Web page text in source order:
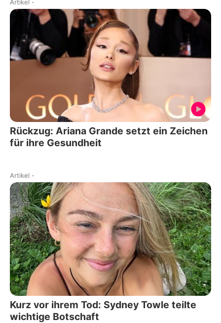
Artikel -
Rückzug: Ariana Grande setzt ein Zeichen
für ihre Gesundheit
Artikel -
Kurz vor ihrem Tod: Sydney Towle teilte
wichtige Botschaft